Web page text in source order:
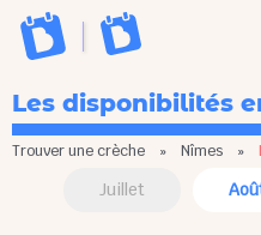
Les disponibilités
Trouver une crèche » Nîmes »
Juillet